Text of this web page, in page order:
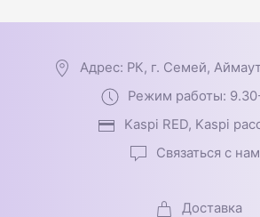
Адрес: РК, г. Семей,
Режим работы:
Kaspi RED, Kaspi
Связаться с
Доставка